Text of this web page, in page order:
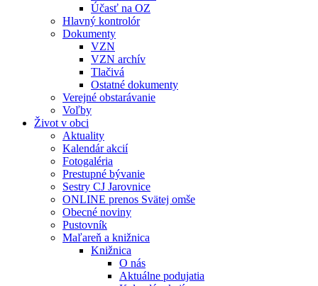
Účasť na OZ
Hlavný kontrolór
Dokumenty
VZN
VZN archív
Tlačivá
Ostatné dokumenty
Verejné obstarávanie
Voľby
Život v obci
Aktuality
Kalendár akcií
Fotogaléria
Prestupné bývanie
Sestry CJ Jarovnice
ONLINE prenos Svätej omše
Obecné noviny
Pustovník
Maľareň a knižnica
Knižnica
O nás
Aktuálne podujatia